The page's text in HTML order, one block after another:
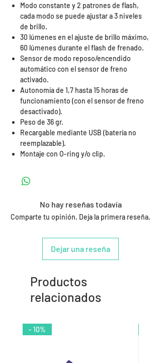
Modo constante y 2 patrones de flash,
cada modo se puede ajustar a 3 niveles
de brillo.
30 lúmenes en el ajuste de brillo máximo,
60 lúmenes durante el flash de frenado.
Sensor de modo reposo/encendido
automático con el sensor de freno
activado.
Autonomía de 1,7 hasta 15 horas de
funcionamiento (con el sensor de freno
desactivado).
Peso de 36 gr.
Recargable mediante USB (batería no
reemplazable).
Montaje con O-ring y/o clip.
No hay reseñas todavía
Comparte tu opinión. Deja la primera reseña.
Dejar una reseña
Productos
relacionados
- 10%